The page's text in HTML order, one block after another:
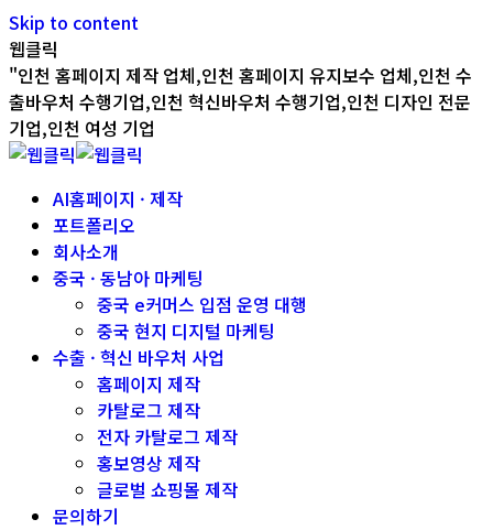
Skip to content
웹클릭
"인천 홈페이지 제작 업체,인천 홈페이지 유지보수 업체,인천 수
출바우처 수행기업,인천 혁신바우처 수행기업,인천 디자인 전문
기업,인천 여성 기업
AI홈페이지 · 제작
포트폴리오
회사소개
중국 · 동남아 마케팅
중국 e커머스 입점 운영 대행
중국 현지 디지털 마케팅
수출 · 혁신 바우처 사업
홈페이지 제작
카탈로그 제작
전자 카탈로그 제작
홍보영상 제작
글로벌 쇼핑몰 제작
문의하기